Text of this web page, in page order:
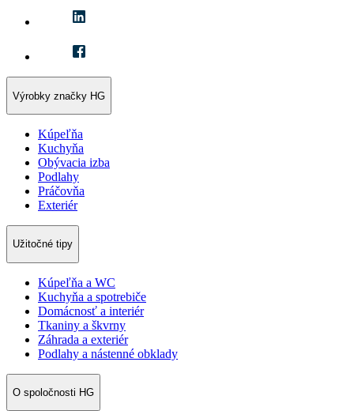
Výrobky značky HG
Kúpeľňa
Kuchyňa
Obývacia izba
Podlahy
Práčovňa
Exteriér
Užitočné tipy
Kúpeľňa a WC
Kuchyňa a spotrebiče
Domácnosť a interiér
Tkaniny a škvrny
Záhrada a exteriér
Podlahy a nástenné obklady
O spoločnosti HG